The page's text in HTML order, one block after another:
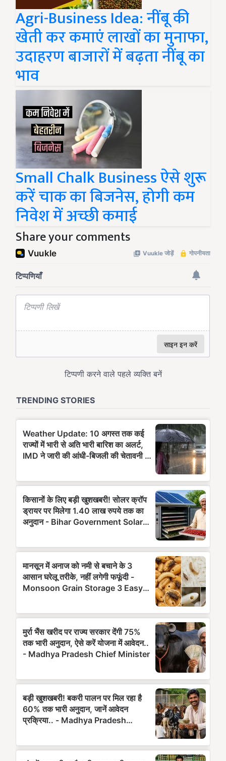
Agri-Business Idea: नींबू की
खेती कर कमाएं लाखों का मुनाफा,
उदाहरण बाजारों में बढ़ता नींबू का
भाव
Small Chalk Business ऐसे शुरू
करें चाक का बिजनेस, होगी कम
निवेश में अच्छी कमाई
Share your comments